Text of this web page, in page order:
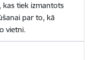
kas tiek izmantots
par to, kā
vietni.